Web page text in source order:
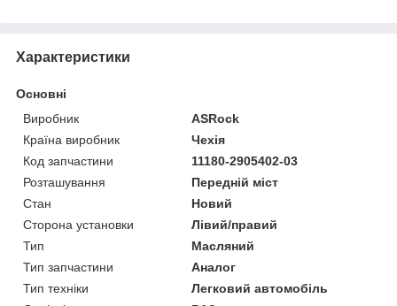
Характеристики
Основні
Виробник
ASRock
Країна виробник
Чехія
Код запчастини
11180-2905402-03
Розташування
Передній міст
Стан
Новий
Сторона установки
Лівий/правий
Тип
Масляний
Тип запчастини
Аналог
Тип техніки
Легковий автомобіль